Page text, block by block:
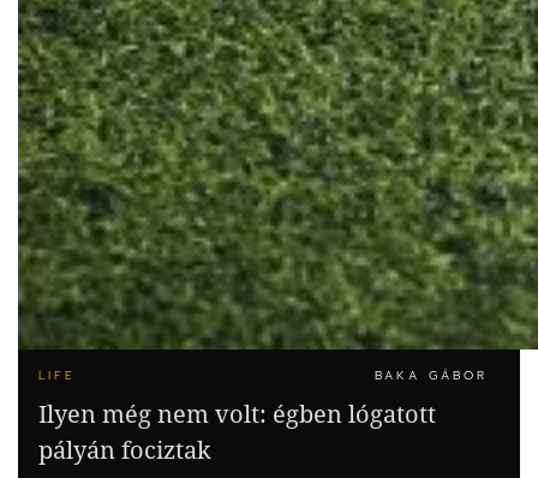
LIFE BAKA GÁBOR
Ilyen még nem volt: égben lógatott
pályán fociztak